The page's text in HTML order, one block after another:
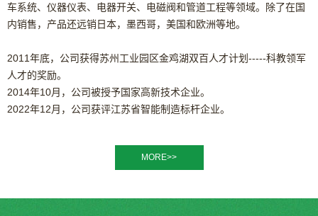
车系统、仪器仪表、电器开关、电磁阀和管道工程等领域。除了在国
内销售，产品还远销日本，墨西哥，美国和欧洲等地。
2011年底，公司获得苏州工业园区金鸡湖双百人才计划-----科教领军
人才的奖励。
2014年10月，公司被授予国家高新技术企业。
2022年12月，公司获评江苏省智能制造标杆企业。
MORE>>